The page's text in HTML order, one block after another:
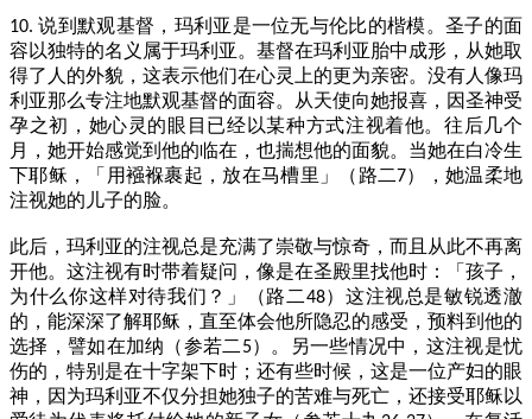
10.说到默观基督，玛利亚是一位无与伦比的楷模。圣子的面
容以独特的名义属于玛利亚。基督在玛利亚胎中成形，从她取
得了人的外貌，这表示他们在心灵上的更为亲密。没有人像玛
利亚那么专注地默观基督的面容。从天使向她报喜，因圣神受
孕之初，她心灵的眼目已经以某种方式注视着他。往后几个
月，她开始感觉到他的临在，也揣想他的面貌。当她在白冷生
下耶稣，「用襁褓裹起，放在马槽里」（路二7），她温柔地
注视她的儿子的脸。
此后，玛利亚的注视总是充满了崇敬与惊奇，而且从此不再离
开他。这注视有时带着疑问，像是在圣殿里找他时：「孩子，
为什么你这样对待我们？」（路二48）这注视总是敏锐透澈
的，能深深了解耶稣，直至体会他所隐忍的感受，预料到他的
选择，譬如在加纳（参若二 5）。另一些情况中，这注视是忧
伤的，特别是在十字架下时；还有些时候，这是一位产妇的眼
神，因为玛利亚不仅分担她独子的苦难与死亡，还接受耶稣以